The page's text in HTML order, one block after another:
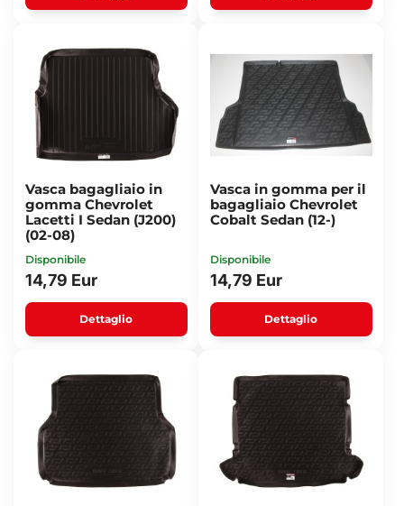
Vasca bagagliaio in
gomma Chevrolet
Lacetti I Sedan (J200)
(02-08)
Disponibile
14,79 Eur
Dettaglio
Vasca in gomma per il
bagagliaio Chevrolet
Cobalt Sedan (12-)
Disponibile
14,79 Eur
Dettaglio